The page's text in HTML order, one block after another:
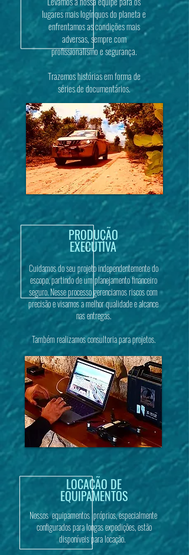
lugares mais logínquos do planeta e
enfrentamos as condições mais
adversas, sempre com
profissionalismo e segurança.
Trazemos histórias em forma de
séries de documentários.
PRODUÇÃO
EXECUTIVA
Nossos equipamentos próprios, especialmente
configurados para longas expedições, estão
disponíveis para locação.
LOCAÇÃO DE
EQUIPAMENTOS
Cuidamos do seu projeto independentemente do
escopo, partindo de um planejamento financeiro
seguro. Nesse processo gerenciamos riscos com
precisão e visamos a melhor qualidade e alcance
nas entregas.
Também realizamos consultoria para projetos.